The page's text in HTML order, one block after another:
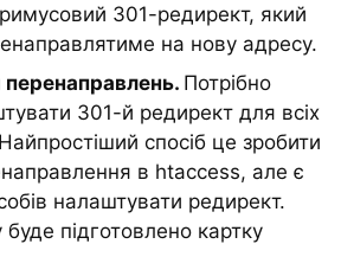
301-редирект, який
на нову адресу.
Потрібно
301-й редирект для всіх
спосіб це зробити
в htaccess, але є
налаштувати редирект.
підготовлено картку